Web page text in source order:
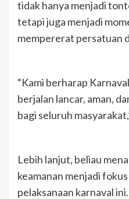
tidak hanya menjadi
tetapi juga menjadi
mempererat persatuan
“Kami berharap
berjalan lancar, aman,
bagi seluruh
Lebih lanjut, beliau
keamanan menjadi
pelaksanaan karnaval ini.